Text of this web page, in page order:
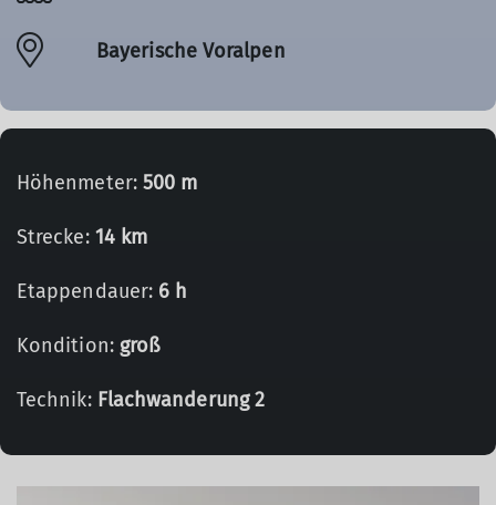
Bayerische Voralpen
Höhenmeter: 500 m
Strecke: 14 km
Etappendauer: 6 h
Kondition: groß
Technik: Flachwanderung 2